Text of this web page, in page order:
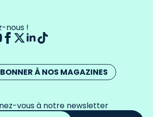
nous !
À NOS MAGAZINES
vous à notre newsletter